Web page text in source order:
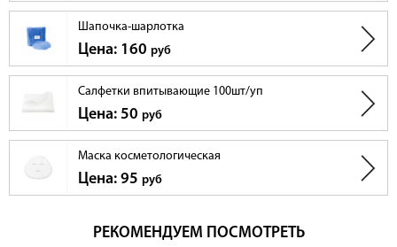
Шапочка-шарлотка
Цена: 160 руб
Салфетки впитывающие 100шт/уп
Цена: 50 руб
Маска косметологическая
Цена: 95 руб
РЕКОМЕНДУЕМ ПОСМОТРЕТЬ